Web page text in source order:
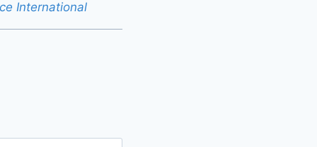
International